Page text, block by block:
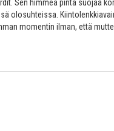
Sen himmeä pinta suojaa
olosuhteissa.
momentin ilman, että